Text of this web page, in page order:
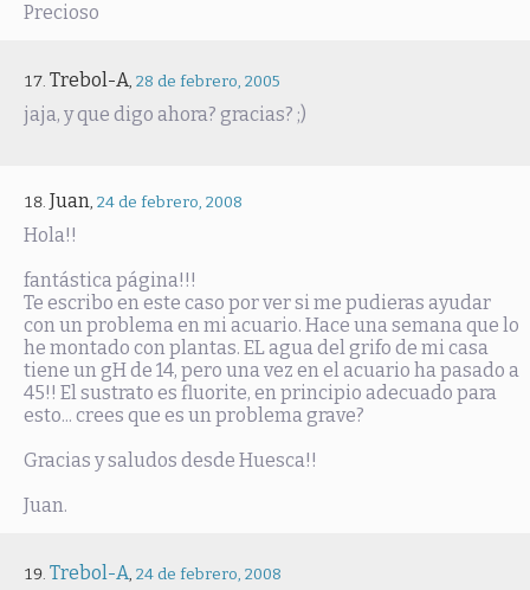
Precioso
Trebol-A, 28 de febrero, 2005
jaja, y que digo ahora? gracias? ;)
Juan, 24 de febrero, 2008
Hola!!
fantástica página!!!
Te escribo en este caso por ver si me pudieras ayudar
con un problema en mi acuario. Hace una semana que lo
he montado con plantas. EL agua del grifo de mi casa
tiene un gH de 14, pero una vez en el acuario ha pasado a
45!! El sustrato es fluorite, en principio adecuado para
esto... crees que es un problema grave?
Gracias y saludos desde Huesca!!
Juan.
Trebol-A, 24 de febrero, 2008